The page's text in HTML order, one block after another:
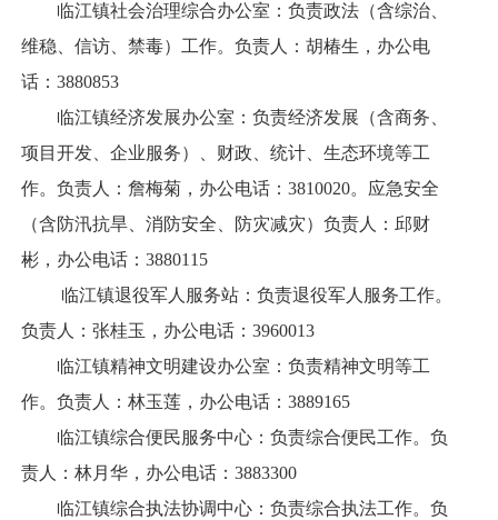
临江镇社会治理综合办公室：负责政法（含综治、
维稳、信访、禁毒）工作。负责人：胡椿生，办公电
话：3880853
临江镇经济发展办公室：负责经济发展（含商务、
项目开发、企业服务）、财政、统计、生态环境等工
作。负责人：詹梅菊，办公电话：3810020。应急安全
（含防汛抗旱、消防安全、防灾减灾）负责人：邱财
彬，办公电话：3880115
临江镇退役军人服务站：负责退役军人服务工作。
负责人：张桂玉，办公电话：3960013
临江镇精神文明建设办公室：负责精神文明等工
作。负责人：林玉莲，办公电话：3889165
临江镇综合便民服务中心：负责综合便民工作。负
责人：林月华，办公电话：3883300
临江镇综合执法协调中心：负责综合执法工作。负